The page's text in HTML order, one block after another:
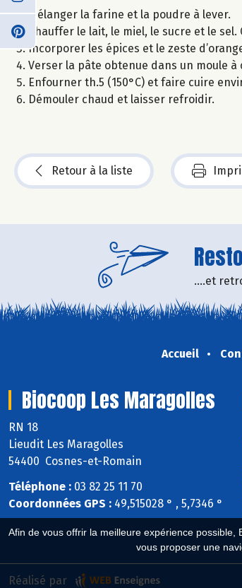
Afin de vous offrir la meilleure expérience
vous proposer une
Mélanger la farine et la poudre à lever.
Chauffer le lait, le miel, le sucre et le
Incorporer les épices et le zeste
Verser la pâte obtenue dans un moule à
Enfourner th.5 (150°C) et faire cuire
Démouler chaud et laisser refroidir.
Retour à la liste
....et
Accueil
Biocoop Les Maragolles
RN 18
Lieudit Les Maragolles
54400 Cosnes-et-Romain
Téléphone : 03 82 25 11 70
Coordonnées GPS : 49,515028 ° , 5,7346 °
Réalisé par